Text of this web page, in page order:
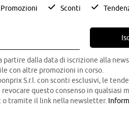
Promozioni Sconti
partire dalla data di iscrizione alla
con altre promozioni in corso.
S.r.l. con sconti esclusivi, le
questo consenso in qualsiasi
o tramite il link nella newsletter.